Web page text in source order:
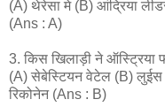
(A) थेरेसा मे (B) आंद्रिया
(Ans : A)
3. किस खिलाड़ी ने ऑस्ट्रिया
(A) सेबेस्टियन वेटेल (B) लुईस
रिकोनेन (Ans : B)